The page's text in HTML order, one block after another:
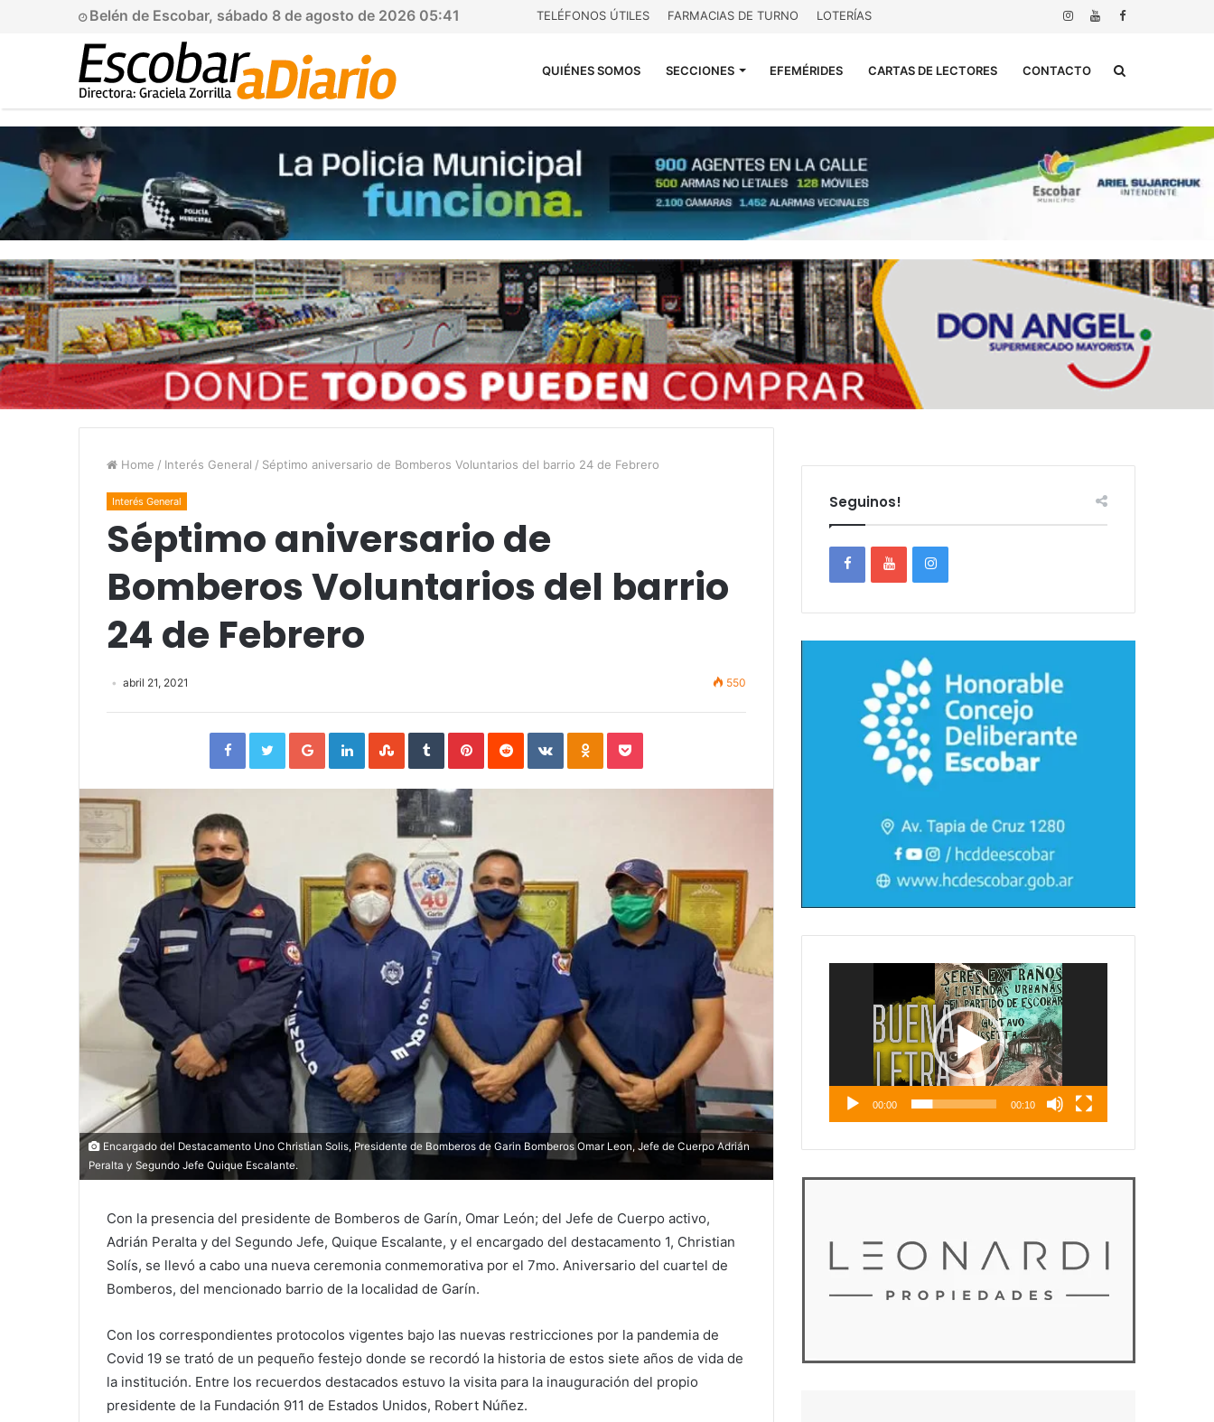
Belén de Escobar, sábado 8 de agosto de 2026 05:41 TELÉFONOS ÚTILES FARMACIAS DE TURNO LOTERÍAS
QUIÉNES SOMOS SECCIONES EFEMÉRIDES CARTAS DE LECTORES CONTACTO
Home / Interés General / Séptimo aniversario de Bomberos Voluntarios del barrio 24 de Febrero
Interés General
Séptimo aniversario de
Bomberos Voluntarios del barrio
24 de Febrero
abril 21, 2021 550
FacebookTwitterGoogle+LinkedInStumbleUpon
TumblrPinterestReddit VKontakteOdnoklassniki
Pocket
Encargado del Destacamento Uno Christian Solis, Presidente de Bomberos de Garin Bomberos Omar Leon, Jefe de Cuerpo Adrián
Peralta y Segundo Jefe Quique Escalante.
Con la presencia del presidente de Bomberos de Garín, Omar León; del Jefe de Cuerpo activo,
Adrián Peralta y del Segundo Jefe, Quique Escalante, y el encargado del destacamento 1, Christian
Solís, se llevó a cabo una nueva ceremonia conmemorativa por el 7mo. Aniversario del cuartel de
Bomberos, del mencionado barrio de la localidad de Garín.
Con los correspondientes protocolos vigentes bajo las nuevas restricciones por la pandemia de
Covid 19 se trató de un pequeño festejo donde se recordó la historia de estos siete años de vida de
la institución. Entre los recuerdos destacados estuvo la visita para la inauguración del propio
presidente de la Fundación 911 de Estados Unidos, Robert Núñez.
Seguinos!
00:00 00:10